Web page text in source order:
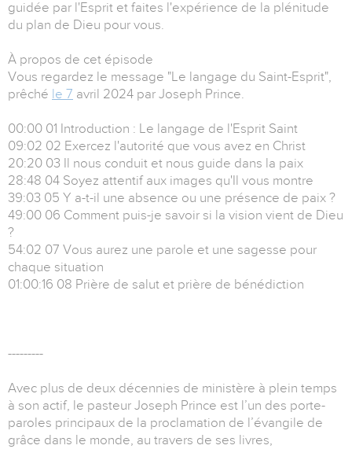
guidée par l'Esprit et faites l'expérience de la plénitude
du plan de Dieu pour vous.
À propos de cet épisode
Vous regardez le message "Le langage du Saint-Esprit",
prêché le 7 avril 2024 par Joseph Prince.
00:00 01 Introduction : Le langage de l'Esprit Saint
09:02 02 Exercez l'autorité que vous avez en Christ
20:20 03 Il nous conduit et nous guide dans la paix
28:48 04 Soyez attentif aux images qu'Il vous montre
39:03 05 Y a-t-il une absence ou une présence de paix ?
49:00 06 Comment puis-je savoir si la vision vient de Dieu
?
54:02 07 Vous aurez une parole et une sagesse pour
chaque situation
01:00:16 08 Prière de salut et prière de bénédiction
---------
Avec plus de deux décennies de ministère à plein temps
à son actif, le pasteur Joseph Prince est l’un des porte-
paroles principaux de la proclamation de l’évangile de
grâce dans le monde, au travers de ses livres,